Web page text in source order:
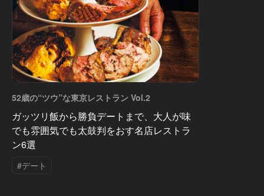
52歳の“ツウ”な東京レストラン Vol.2
ガッツリ飯から勝負デートまで、大人が味
でも雰囲気でも太鼓判をおす名店レストラ
ン6選
#デート